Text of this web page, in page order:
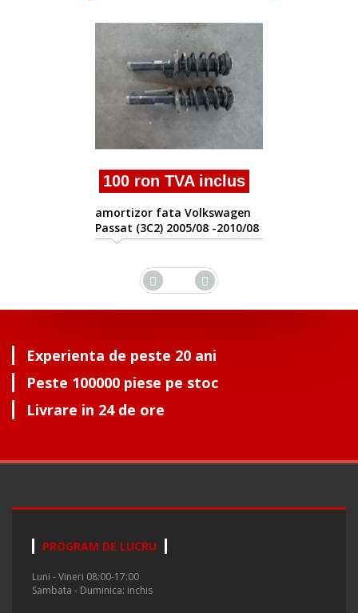
100 ron TVA inclus
amortizor fata Volkswagen
Passat (3C2) 2005/08 -2010/08
Experienta de peste 20 ani
Peste 100000 piese pe stoc
Livrare in 24 de ore
PROGRAM DE LUCRU
Luni - Vineri 08:00-17:00
Sambata - Duminica: inchis